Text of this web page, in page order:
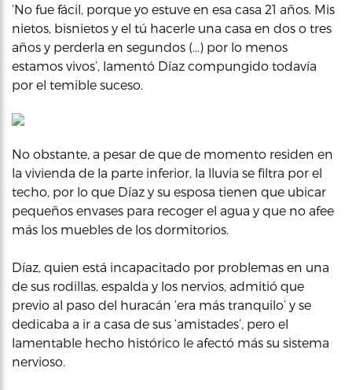
‘No fue fácil, porque yo estuve en esa casa 21 años. Mis
nietos, bisnietos y el tú hacerle una casa en dos o tres
años y perderla en segundos (…) por lo menos
estamos vivos’, lamentó Díaz compungido todavía
por el temible suceso.
No obstante, a pesar de que de momento residen en
la vivienda de la parte inferior, la lluvia se filtra por el
techo, por lo que Díaz y su esposa tienen que ubicar
pequeños envases para recoger el agua y que no afee
más los muebles de los dormitorios.
Díaz, quien está incapacitado por problemas en una
de sus rodillas, espalda y los nervios, admitió que
previo al paso del huracán ‘era más tranquilo’ y se
dedicaba a ir a casa de sus ‘amistades’, pero el
lamentable hecho histórico le afectó más su sistema
nervioso.